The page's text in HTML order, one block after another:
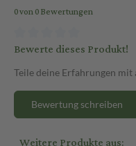
0 von 0 Bewertungen
Bewerte dieses Produkt!
Teile deine Erfahrungen mit
Bewertung schreiben